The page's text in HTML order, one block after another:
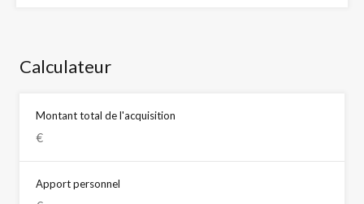
Calculateur
Montant total de l'acquisition
Apport personnel